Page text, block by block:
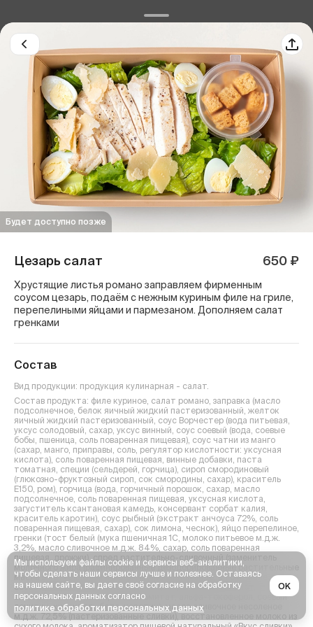
Будет доступно позже
Цезарь салат 650 ₽
Хрустящие листья романо заправляем фирменным
соусом цезарь, подаём с нежным куриным филе на гриле,
перепелиными яйцами и пармезаном. Дополняем салат
гренками
Состав
Вид продукции: продукция кулинарная - салат.
Состав продукта: филе куриное, салат романо, заправка (масло
подсолнечное, белок яичный жидкий пастеризованный, желток
яичный жидкий пастеризованный, соус Ворчестер (вода питьевая,
уксус солодовый, сахар, уксус винный, соус соевый (вода, соевые
бобы, пшеница, соль поваренная пищевая), соус чатни из манго
(сахар, манго, приправы, соль, регулятор кислотности: уксусная
кислота), соль поваренная пищевая, винные добавки, паста
томатная, специи (сельдерей, горчица), сироп смородиновый
(глюкозно-фруктозный сироп, сок смородины, сахар), краситель
Е150, ром), горчица (вода, горчичный порошок, сахар, масло
подсолнечное, соль поваренная пищевая, уксусная кислота,
загуститель ксантановая камедь, консервант сорбат калия,
краситель каротин), соус рыбный (экстракт анчоуса 72%, соль
поваренная пищевая, сахар), сок лимона, чеснок), яйцо перепелиное,
гренки (тост белый (мука пшеничная 1С, молоко питьевое м.д.ж.
3,2%, масло сливочное м.д.ж. 84%, сахар, соль поваренная
пищевая, дрожжи), спред растительно-сливочный (заменитель
молочного жира (рафинированные дезодорированные растительные
масла в натуральном и модифицированной виде, в том числе
соевое), эмульгатор моно- и диглицериды жирных кислот,
антиокислители: аскорбил пальмитат, альфа-токоферол, соевый
лецитин, краситель бета-каротин), масло сливочное несоленое
м.д.ж. 72,5% (пастеризованные сливки), восстановленное молоко из
Мы используем файлы cookie и сервисы веб-аналитики,
чтобы сделать наши сервисы лучше и полезнее. Оставаясь
на нашем сайте, вы даете своё согласие на обработку
персональных данных согласно
политике обработки персональных данных
OK